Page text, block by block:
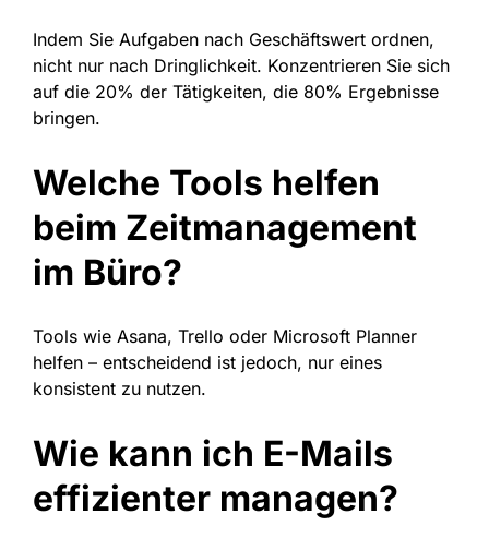
Indem Sie Aufgaben nach Geschäftswert ordnen,
nicht nur nach Dringlichkeit. Konzentrieren Sie sich
auf die 20% der Tätigkeiten, die 80% Ergebnisse
bringen.
Welche Tools helfen
beim Zeitmanagement
im Büro?
Tools wie Asana, Trello oder Microsoft Planner
helfen – entscheidend ist jedoch, nur eines
konsistent zu nutzen.
Wie kann ich E-Mails
effizienter managen?